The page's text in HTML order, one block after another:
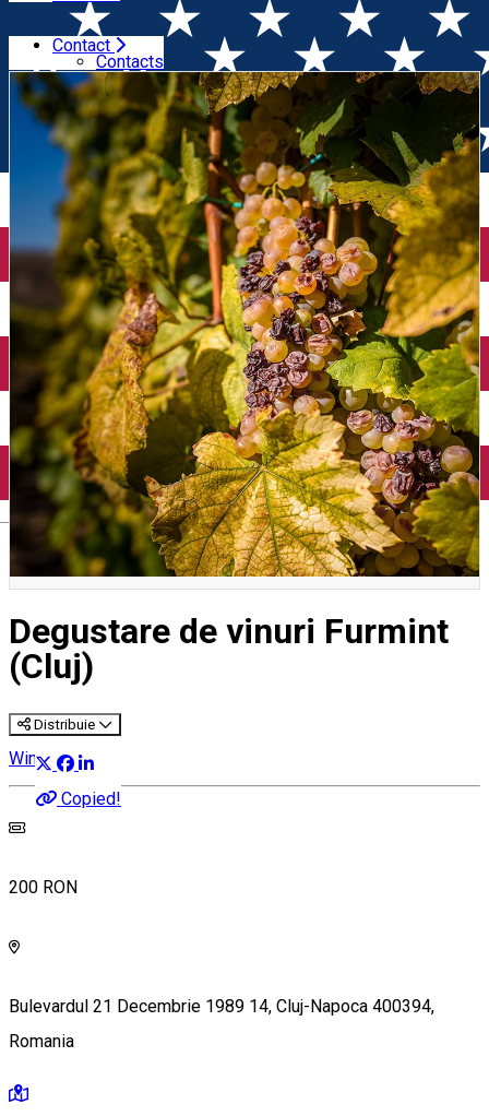
English
Contact
Contacts
Home Wine Tasting Degustare de vinuri Furmint (Cluj)
Degustare de vinuri Furmint
(Cluj)
Distribuie
Copied!
Wine Tasting
200 RON
Bulevardul 21 Decembrie 1989 14, Cluj-Napoca 400394,
Romania